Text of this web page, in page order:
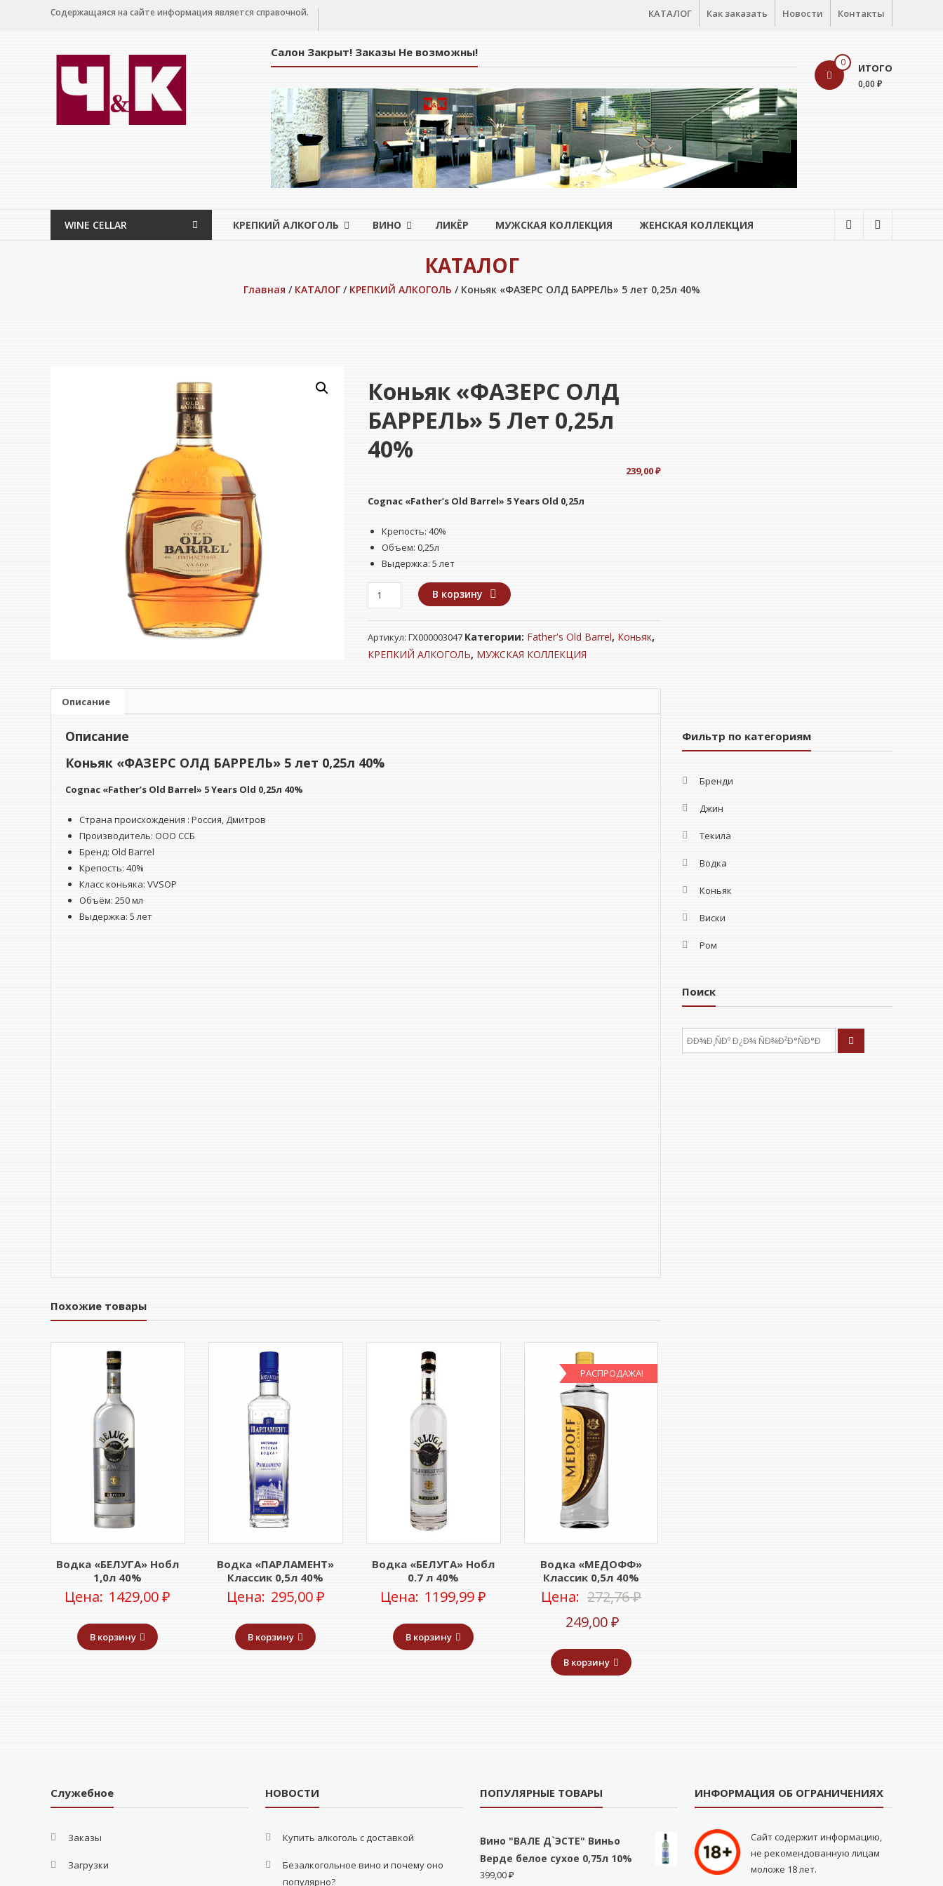
Содержащаяся на сайте информация является справочной. КАТАЛОГ Как заказать Новости Контакты
WINE
CELLAR
0 ИТОГО
0,00 ₽
Салон Закрыт! Заказы Не возможны!
WINE CELLAR КРЕПКИЙ АЛКОГОЛЬ ВИНО ЛИКЁР МУЖСКАЯ КОЛЛЕКЦИЯ ЖЕНСКАЯ КОЛЛЕКЦИЯ
КАТАЛОГ
Главная / КАТАЛОГ/ КРЕПКИЙ АЛКОГОЛЬ / Коньяк «ФАЗЕРС ОЛД БАРРЕЛЬ» 5 лет 0,25л 40%
Коньяк «ФАЗЕРС ОЛД
БАРРЕЛЬ» 5 Лет 0,25л
40%
239,00₽
Cognac «Father’s Old Barrel» 5 Years Old 0,25л
Крепость: 40%
Объем: 0,25л
Выдержка: 5 лет
Количество
товара
Коньяк
"ФАЗЕРС
ОЛД
5
0,25л
В корзину
Артикул:ГХ000003047 Категории: Father's Old Barrel, Коньяк,
КРЕПКИЙ АЛКОГОЛЬ, МУЖСКАЯ КОЛЛЕКЦИЯ
Описание
Описание
Коньяк «ФАЗЕРС ОЛД БАРРЕЛЬ» 5 лет 0,25л 40%
Cognac «Father’s Old Barrel» 5 Years Old 0,25л 40%
Страна происхождения : Россия, Дмитров
Производитель: ООО ССБ
Бренд: Old Barrel
Крепость: 40%
Класс коньяка: VVSOP
Объём: 250 мл
Выдержка: 5 лет
Похожие товары
Водка «БЕЛУГА» Нобл
1,0л 40%
Цена: 1429,00₽
В корзину
Водка «ПАРЛАМЕНТ»
Классик 0,5л 40%
Цена: 295,00₽
В корзину
Водка «БЕЛУГА» Нобл
0.7 л 40%
Цена: 1199,99₽
В корзину
РАСПРОДАЖА!
Водка «МЕДОФФ»
Классик 0,5л 40%
Цена: 272,76₽Первоначальная
249,00₽Текущая
цена:
249,00 ₽.
В корзину
Фильтр по категориям
Бренди
Джин
Текила
Водка
Коньяк
Виски
Ром
Поиск
ÐÑÐºÐ°ÑÑ:
Служебное
Заказы
Загрузки
НОВОСТИ
Купить алкоголь с доставкой
Безалкогольное вино и почему оно
популярно?
ПОПУЛЯРНЫЕ ТОВАРЫ
Вино "ВАЛЕ Д`ЭСТЕ" Виньо
Верде белое сухое 0,75л 10%
399,00₽
ИНФОРМАЦИЯ ОБ ОГРАНИЧЕНИЯХ
Сайт содержит информацию,
не рекомендованную лицам
моложе 18 лет.